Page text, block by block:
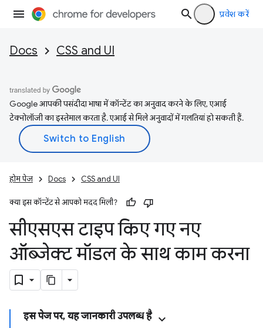
प्रवेश करें
Docs CSS and UI
Google आपकी पसंदीदा भाषा में कॉन्टेंट का अनुवाद करने के लिए, एआई
टेक्नोलॉजी का इस्तेमाल करता है. एआई से मिले अनुवादों में गलतियां हो सकती हैं.
होम पेज Docs CSS and UI
क्या इस कॉन्टेंट से आपको मदद मिली?
सीएसएस टाइप किए गए नए
ऑब्जेक्ट मॉडल के साथ काम करना
इस पेज पर, यह जानकारी उपलब्ध है